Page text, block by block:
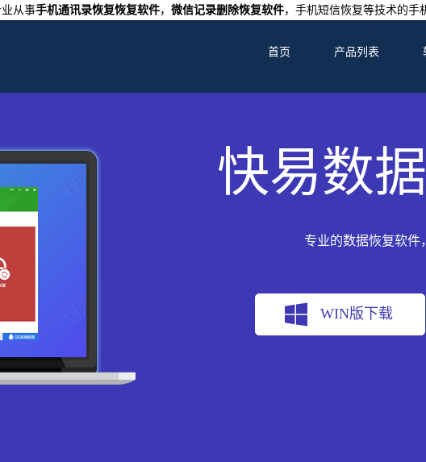
从事手机通讯录恢复恢复软件， 微信记录删除恢复软件，手机短信恢复等技术的手
首页 产品列表
快易数
专业的数据恢复软件
WIN版下载